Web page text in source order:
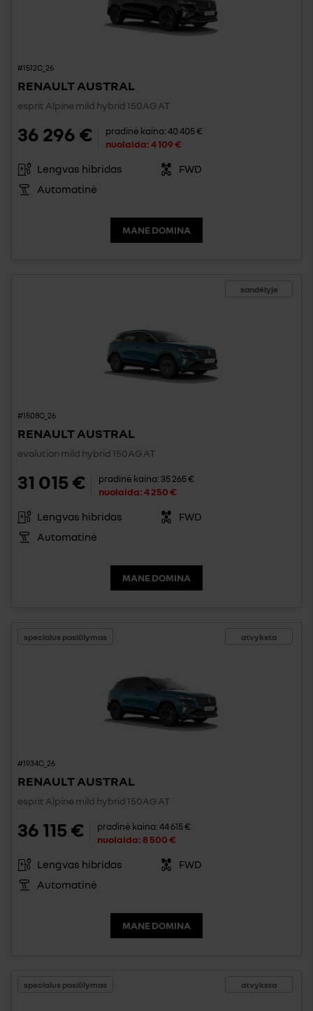
#1512C_26
RENAULT AUSTRAL
esprit Alpine mild hybrid 150AG AT
36 296 € pradinė kaina:40 405 €
nuolaida:4 109 €
Lengvas hibridas
FWD
Automatinė
MANE DOMINA
sandėlyje
#1508C_26
RENAULT AUSTRAL
evolution mild hybrid 150AG AT
31 015 € pradinė kaina: 35 265 €
nuolaida:4 250 €
Lengvas hibridas
FWD
Automatinė
MANE DOMINA
atvyksta
specialus pasiūlymas
#1934C_26
RENAULT AUSTRAL
esprit Alpine mild hybrid 150AG AT
36 115 € pradinė kaina:44 615 €
nuolaida:8 500 €
Lengvas hibridas
FWD
Automatinė
MANE DOMINA
atvyksta
specialus pasiūlymas